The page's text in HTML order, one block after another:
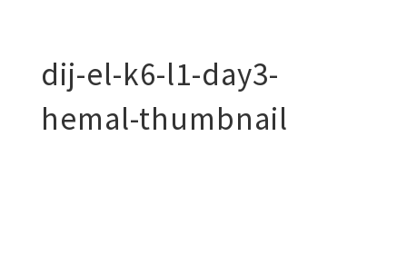
dij-el-k6-l1-day3-
hemal-thumbnail